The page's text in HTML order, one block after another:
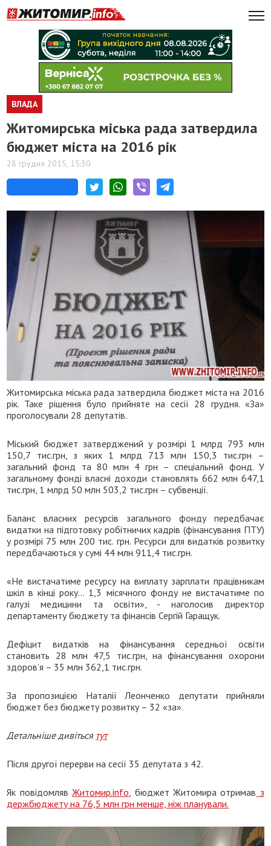
ВЛАДА
Житомирська міська рада затвердила
бюджет міста на 2016 рік
28 грудня 2015, 15:30
Житомирська міська рада затвердила бюджет міста на 2016
рік. Таке рішення було прийняте на сесії 28 грудня. «За»
проголосували 28 депутатів.
Міський бюджет затверджений у розмірі 1 млрд 793 млн
150,7 тис.грн, з яких 1 млрд 713 млн 150,3 тис.грн –
загальний фонд та 80 млн 4 грн – спеціальний фонд. У
загальному фонді власні доходи становлять 662 млн 647,1
тис.грн, 1 млрд 50 млн 503,2 тис.грн – субвенції.
Баланс власних ресурсів загального фонду передбачає
видатки на підготовку робітничих кадрів (фінансування ПТУ)
у розмірі 75 млн 200 тис. грн. Ресурси для видатків розвитку
передбачаються у сумі 44 млн 911,4 тис.грн.
«Не вистачатиме ресурсу на виплату зарплати працівникам
шкіл в кінці року... 1,3 місячного фонду не вистачатиме по
галузі медицини та освіти», - наголосив директор
департаменту бюджету та фінансів Сергій Гаращук.
Дефіцит видатків на фінансування середньої освіти
становить 28 млн 47,5 тис.грн, на фінансування охорони
здоров’я – 35 млн 362,1 тис.грн.
За пропозицією Наталії Леонченко депутати прийняли
бюджет без бюджету розвитку – 32 «за».
Детальніше дивіться тут
Після другої перерви на сесії 35 депутата з 42.
Як повідомлявЖитомир.info , бюджет Житомира отримав з
держбюджету на 76,5 млн грн менше, ніж планували.